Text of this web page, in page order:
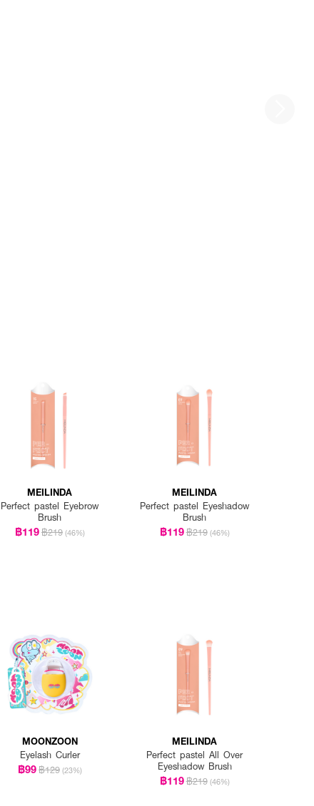
MEILINDA
Perfect pastel Eyebrow
Brush
฿119฿219 (46%)
MEILINDA
Perfect pastel Eyeshadow
Brush
฿119฿219 (46%)
MOONZOON
Eyelash Curler
฿99฿129 (23%)
MEILINDA
Perfect pastel All Over
Eyeshadow Brush
฿119฿219 (46%)